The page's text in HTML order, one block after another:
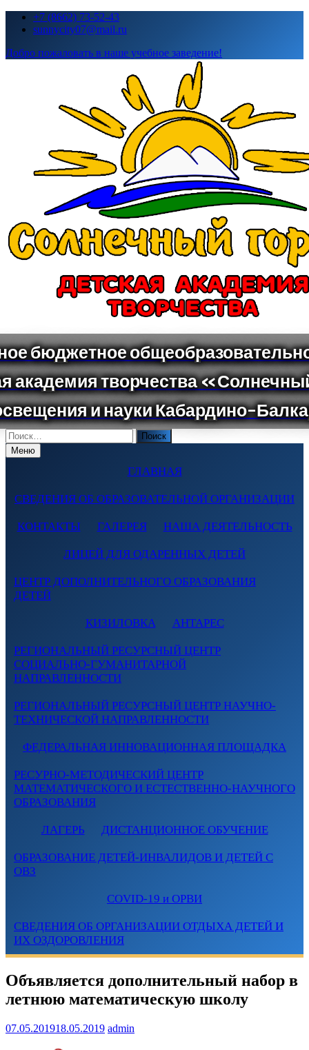
Перейти+7 (8662) 73-52-43
sunnycity07@mail.ru
Добро пожаловать в наше учебное заведение!
Поиск
по:Меню
ГЛАВНАЯ
СВЕДЕНИЯ ОБ ОБРАЗОВАТЕЛЬНОЙ ОРГАНИЗАЦИИ
КОНТАКТЫ ГАЛЕРЕЯ НАША ДЕЯТЕЛЬНОСТЬ
ЛИЦЕЙ ДЛЯ ОДАРЕННЫХ ДЕТЕЙ
ЦЕНТР ДОПОЛНИТЕЛЬНОГО ОБРАЗОВАНИЯ
ДЕТЕЙ
КИЗИЛОВКА АНТАРЕС
РЕГИОНАЛЬНЫЙ РЕСУРСНЫЙ ЦЕНТР
СОЦИАЛЬНО-ГУМАНИТАРНОЙ
НАПРАВЛЕННОСТИ
РЕГИОНАЛЬНЫЙ РЕСУРСНЫЙ ЦЕНТР НАУЧНО-
ТЕХНИЧЕСКОЙ НАПРАВЛЕННОСТИ
ФЕДЕРАЛЬНАЯ ИННОВАЦИОННАЯ ПЛОЩАДКА
РЕСУРНО-МЕТОДИЧЕСКИЙ ЦЕНТР
МАТЕМАТИЧЕСКОГО И ЕСТЕСТВЕННО-НАУЧНОГО
ОБРАЗОВАНИЯ
ЛАГЕРЬ ДИСТАНЦИОННОЕ ОБУЧЕНИЕ
ОБРАЗОВАНИЕ ДЕТЕЙ-ИНВАЛИДОВ И ДЕТЕЙ С
ОВЗ
COVID-19 и ОРВИ
СВЕДЕНИЯ ОБ ОРГАНИЗАЦИИ ОТДЫХА ДЕТЕЙ И
ИХ ОЗДОРОВЛЕНИЯ
Объявляется дополнительный набор в
летнюю математическую школу
07.05.201918.05.2019 admin